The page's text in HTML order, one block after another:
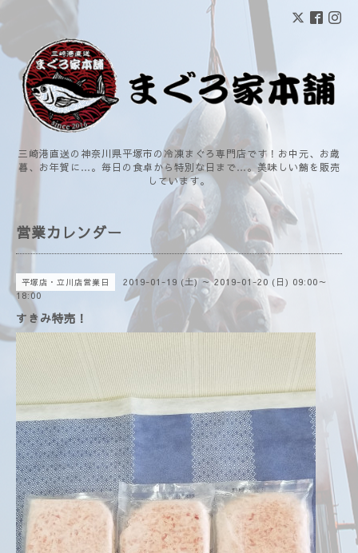
三崎港直送の神奈川県平塚市の冷凍まぐろ専門店です！お中元、お歳
暮、お年賀に…。毎日の食卓から特別な日まで…。美味しい鮪を販売
しています。
営業カレンダー
平塚店・立川店営業日
2019-01-19 (土) ～ 2019-01-20 (日) 09:00～
18:00
すきみ特売！